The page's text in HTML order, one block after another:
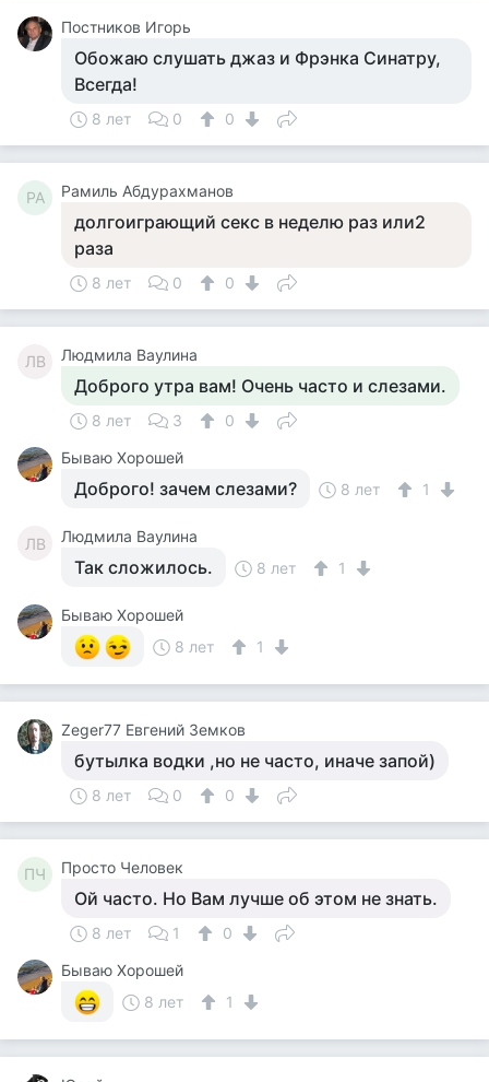
Постников Игорь
Обожаю слушать джаз и Фрэнка Синатру,
Всегда!
8 лет 0 0
РА Рамиль Абдурахманов
долгоиграющий секс в неделю раз или2
раза
8 лет 0 0
ЛВ Людмила Ваулина
Доброго утра вам! Очень часто и слезами.
8 лет 3
0
Бываю Хорошей
Доброго! зачем слезами? 8 лет 1
ЛВ Людмила Ваулина
Так сложилось. 8 лет 1
Бываю Хорошей
8 лет
1
Zeger77 Евгений Земков
бутылка водки ,но не часто, иначе запой)
8 лет 0 0
ПЧ Просто Человек
Ой часто. Но Вам лучше об этом не знать.
8 лет 1
0
Бываю Хорошей
8 лет
1